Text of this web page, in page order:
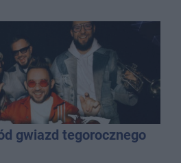
gwiazd tegorocznego